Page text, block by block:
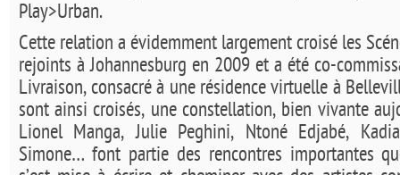
Play>Urban.
Cette relation a évidemment largement croisé les
rejoints à Johannesburg en 2009 et a été co-
Livraison, consacré à une résidence virtuelle à
sont ainsi croisés, une constellation, bien vivante
Lionel Manga,Julie Peghini, Ntoné Edjabé,
Simone… font partie des rencontres importantes